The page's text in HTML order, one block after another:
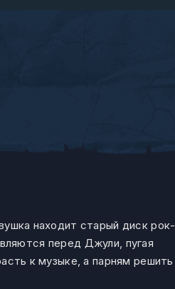
находит старый диск рок-
перед Джули, пугая
к музыке, а парням решить